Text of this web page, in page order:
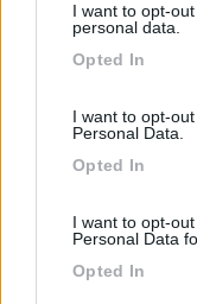
not limited to your
use your data for
I want to opt-
personal data.
Opted In
I want to opt-
Personal Data.
Opted In
I want to opt-
Personal Data
Opted In
671
Inserito il03/01/2020
bocchette ne ho 6 per
ne capisco provero a
Con la potenza che
livello del comando